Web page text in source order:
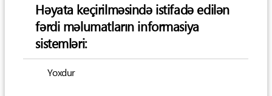
Həyata keçirilməsində istifadə edilən
fərdi məlumatların informasiya
sistemləri:
Yoxdur